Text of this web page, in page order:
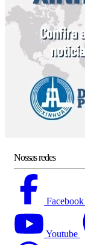
Nossas redes
Facebook
Youtube